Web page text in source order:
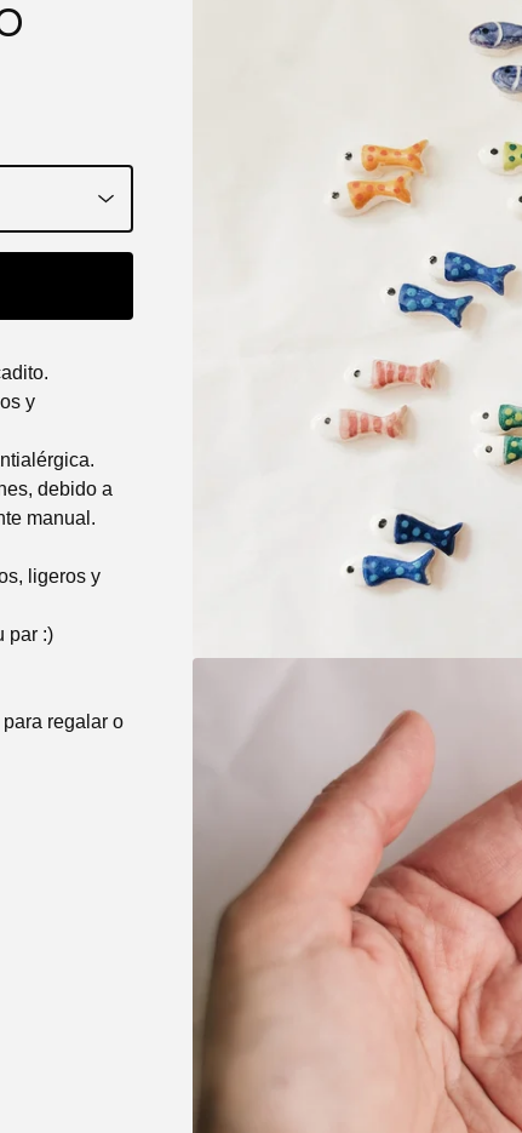
y
debido a
manual.
ligeros y
par :)
regalar o